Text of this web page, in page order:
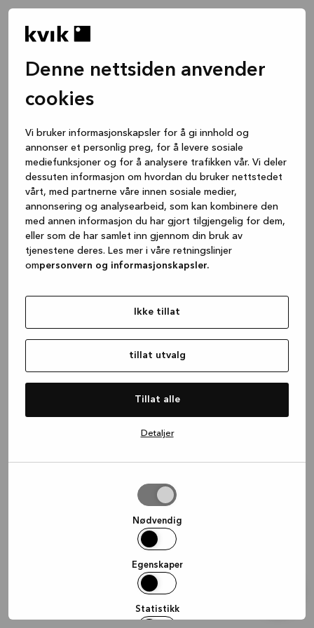
Denne nettsiden anvender
cookies
Vi bruker informasjonskapsler for å gi innhold og
annonser et personlig preg, for å levere sosiale
mediefunksjoner og for å analysere trafikken vår. Vi deler
dessuten informasjon om hvordan du bruker nettstedet
vårt, med partnerne våre innen sosiale medier,
annonsering og analysearbeid, som kan kombinere den
med annen informasjon du har gjort tilgjengelig for dem,
eller som de har samlet inn gjennom din bruk av
tjenestene deres. Les mer i våre retningslinjer
ompersonvern og informasjonskapsler.
Ikke tillat
tillat utvalg
Tillat alle
Detaljer
Nødvendig
Egenskaper
Statistikk
(see the browser console for more
information).